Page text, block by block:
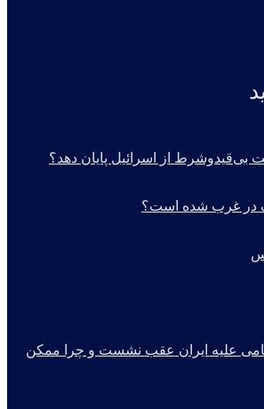
بی‌قیدوشرط از اسرائیل پایان دهد؟
در غرب شده است؟
علیه ایران عقب نشست و چرا ممکن